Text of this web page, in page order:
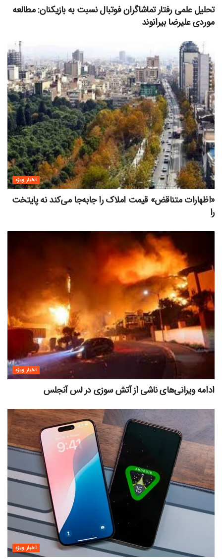
تحلیل علمی رفتار تماشاگران فوتبال نسبت به بازیکنان: مطالعه
موردی علیرضا بیرانوند
اخبار ویژه
«اظهارات متناقض» قیمت‌ املاک را جابه‌جا می‌کند نه پایتخت
را
اخبار ویژه
ادامه ویرانی‌های ناشی از آتش سوزی در لس آنجلس
اخبار ویژه